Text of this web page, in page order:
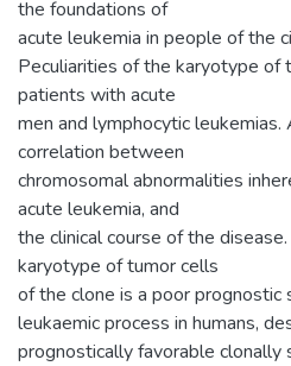
the foundations of
acute leukemia in people of the
Peculiarities of the karyotype of
patients with acute
men and lymphocytic
correlation between
chromosomal abnormalities
acute leukemia, and
the clinical course of the
karyotype of tumor cells
of the clone is a poor
leukaemic process in humans,
prognostically favorable clonally